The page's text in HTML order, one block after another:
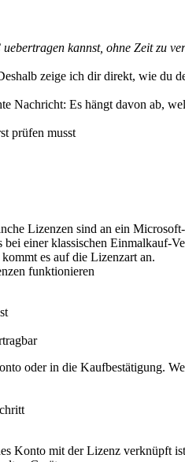
kannst, ohne Zeit zu
zeige ich dir direkt, wie du
Nachricht: Es hängt davon ab,
prüfen musst
Lizenzen sind an ein
einer klassischen
es auf die Lizenzart an.
funktionieren
oder in die Kaufbestätigung.
Konto mit der Lizenz verknüpft